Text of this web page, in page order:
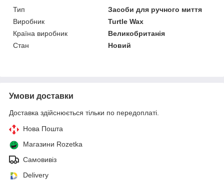
Тип
Засоби для ручного миття
Виробник
Turtle Wax
Країна виробник
Великобританія
Стан
Новий
Умови доставки
Доставка здійснюється тільки по передоплаті.
Нова Пошта
Магазини Rozetka
Самовивіз
Delivery